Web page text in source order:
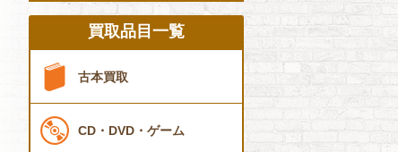
買取品目一覧
古本買取
CD・DVD・ゲーム